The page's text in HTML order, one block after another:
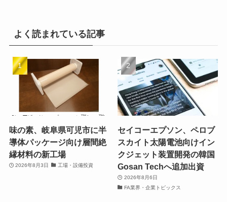
よく読まれている記事
味の素、岐阜県可児市に半
導体パッケージ向け層間絶
縁材料の新工場
2026年8月3日 工場・設備投資
セイコーエプソン、ペロブ
スカイト太陽電池向けイン
クジェット装置開発の韓国
Gosan Techへ追加出資
2026年8月6日
FA業界・企業トピックス